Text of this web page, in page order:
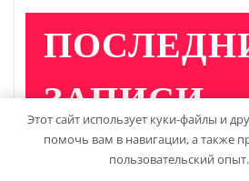
ЗАПИСИ
Детские инвалидные кресла-
Этот сайт использует куки-файлы и
помочь вам в навигации, а также
пользовательский опыт.